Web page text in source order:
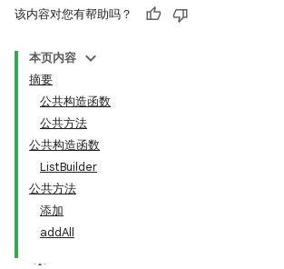
该内容对您有帮助吗？
本页内容
摘要
公共构造函数
公共方法
公共构造函数
ListBuilder
公共方法
添加
addAll